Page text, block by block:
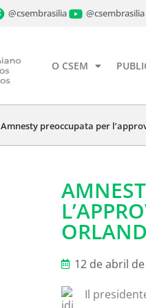
@csembrasilia @csembrasilia
O CSEM
Amnesty preoccupata per
12 de abril
Il